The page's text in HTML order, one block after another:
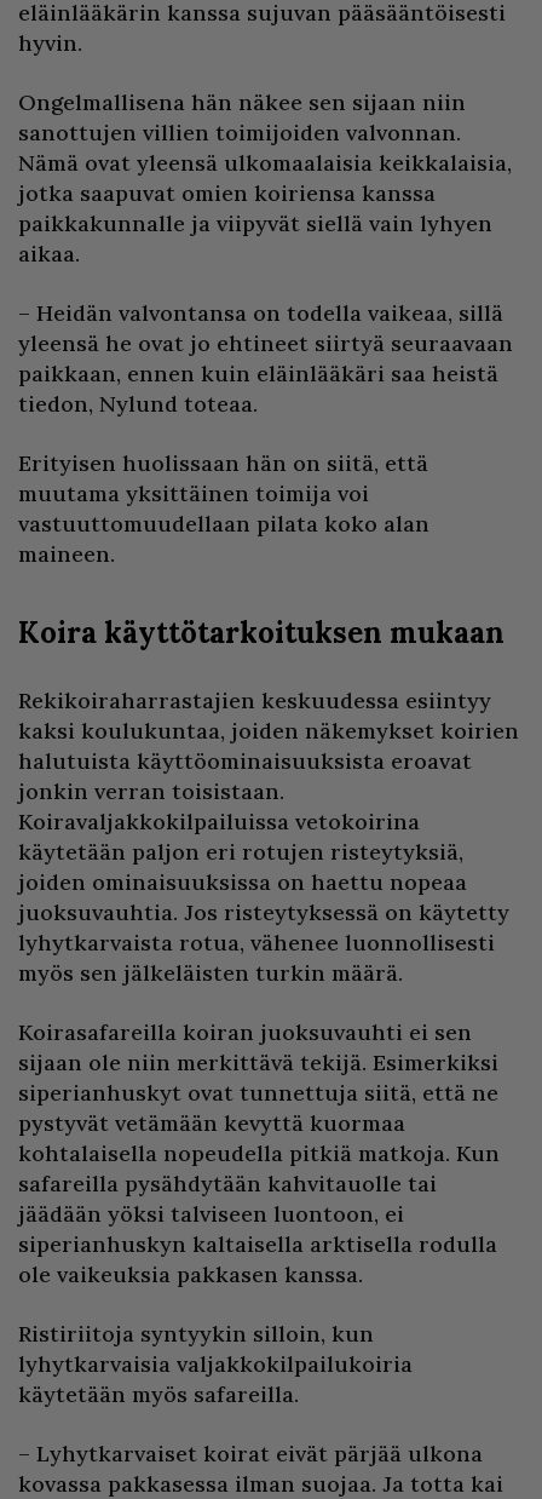
eläinlääkärin kanssa sujuvan pääsääntöisesti
hyvin.
Ongelmallisena hän näkee sen sijaan niin
sanottujen villien toimijoiden valvonnan.
Nämä ovat yleensä ulkomaalaisia keikkalaisia,
jotka saapuvat omien koiriensa kanssa
paikkakunnalle ja viipyvät siellä vain lyhyen
aikaa.
– Heidän valvontansa on todella vaikeaa, sillä
yleensä he ovat jo ehtineet siirtyä seuraavaan
paikkaan, ennen kuin eläinlääkäri saa heistä
tiedon, Nylund toteaa.
Erityisen huolissaan hän on siitä, että
muutama yksittäinen toimija voi
vastuuttomuudellaan pilata koko alan
maineen.
Koira käyttötarkoituksen mukaan
Rekikoiraharrastajien keskuudessa esiintyy
kaksi koulukuntaa, joiden näkemykset koirien
halutuista käyttöominaisuuksista eroavat
jonkin verran toisistaan.
Koiravaljakkokilpailuissa vetokoirina
käytetään paljon eri rotujen risteytyksiä,
joiden ominaisuuksissa on haettu nopeaa
juoksuvauhtia. Jos risteytyksessä on käytetty
lyhytkarvaista rotua, vähenee luonnollisesti
myös sen jälkeläisten turkin määrä.
Koirasafareilla koiran juoksuvauhti ei sen
sijaan ole niin merkittävä tekijä. Esimerkiksi
siperianhuskyt ovat tunnettuja siitä, että ne
pystyvät vetämään kevyttä kuormaa
kohtalaisella nopeudella pitkiä matkoja. Kun
safareilla pysähdytään kahvitauolle tai
jäädään yöksi talviseen luontoon, ei
siperianhuskyn kaltaisella arktisella rodulla
ole vaikeuksia pakkasen kanssa.
Ristiriitoja syntyykin silloin, kun
lyhytkarvaisia valjakkokilpailukoiria
käytetään myös safareilla.
– Lyhytkarvaiset koirat eivät pärjää ulkona
kovassa pakkasessa ilman suojaa. Ja totta kai